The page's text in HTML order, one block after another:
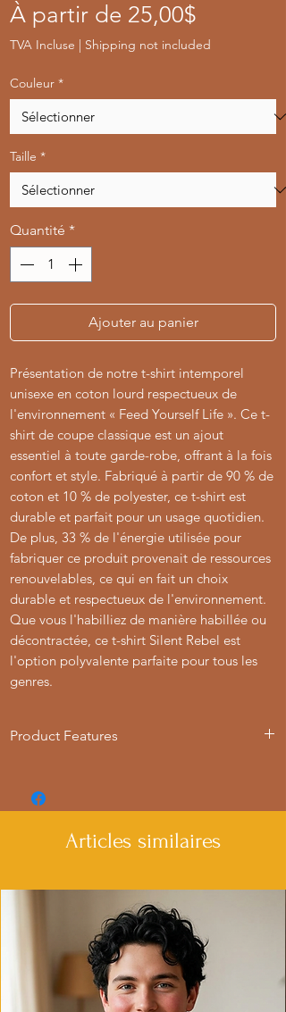
À partir de 25,00$
TVA Incluse | Shipping not included
Couleur *
Taille *
Quantité *
Ajouter au panier
Présentation de notre t-shirt intemporel
unisexe en coton lourd respectueux de
l'environnement « Feed Yourself Life ». Ce t-
shirt de coupe classique est un ajout
essentiel à toute garde-robe, offrant à la fois
confort et style. Fabriqué à partir de 90 % de
coton et 10 % de polyester, ce t-shirt est
durable et parfait pour un usage quotidien.
De plus, 33 % de l'énergie utilisée pour
fabriquer ce produit provenait de ressources
renouvelables, ce qui en fait un choix
durable et respectueux de l'environnement.
Que vous l'habilliez de manière habillée ou
décontractée, ce t-shirt Silent Rebel est
l'option polyvalente parfaite pour tous les
genres.
Product Features
- Double-needle stitching for durability
- Made with garment-dyed fabric for a
soft texture
Care instructions
- Machine wash: cold (max 30C or 90F)
- Do not bleach
Articles similaires